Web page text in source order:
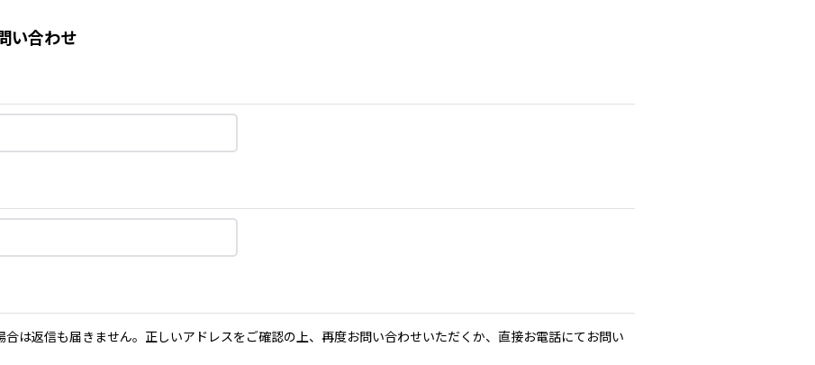
い合わせ
合は返信も届きません。正しいアドレスをご確認の上、再度お問い合わせいただくか、直接お電話にてお問い